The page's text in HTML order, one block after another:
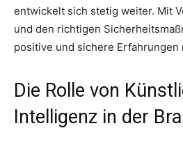
entwickelt sich stetig weiter. Mit
und den richtigen
positive und sichere Erfahrungen
Die Rolle von
Intelligenz in der